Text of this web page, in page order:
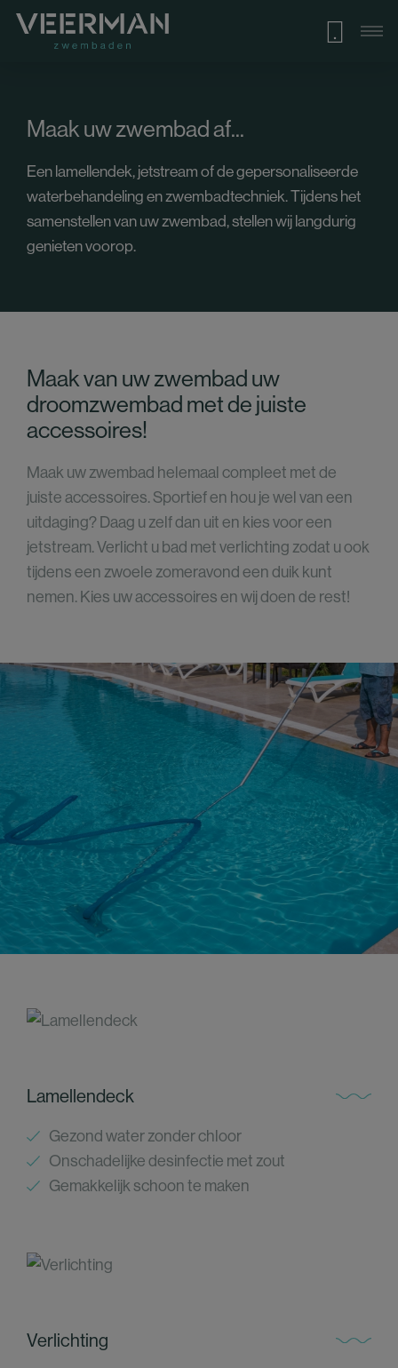
Maak uw zwembad af...
Een lamellendek, jetstream of de gepersonaliseerde
waterbehandeling en zwembadtechniek. Tijdens het
samenstellen van uw zwembad, stellen wij langdurig
genieten voorop.
Maak van uw zwembad uw
droomzwembad met de juiste
accessoires!
Maak uw zwembad helemaal compleet met de
juiste accessoires. Sportief en hou je wel van een
uitdaging? Daag u zelf dan uit en kies voor een
jetstream. Verlicht u bad met verlichting zodat u ook
tijdens een zwoele zomeravond een duik kunt
nemen. Kies uw accessoires en wij doen de rest!
Lamellendeck
Gezond water zonder chloor
Onschadelijke desinfectie met zout
Gemakkelijk schoon te maken
Verlichting